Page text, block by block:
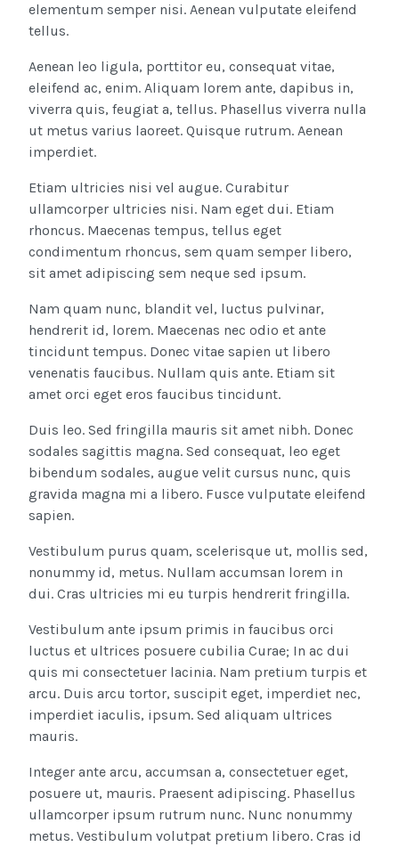
elementum semper nisi. Aenean vulputate eleifend
tellus.
Aenean leo ligula, porttitor eu, consequat vitae,
eleifend ac, enim. Aliquam lorem ante, dapibus in,
viverra quis, feugiat a, tellus. Phasellus viverra nulla
ut metus varius laoreet. Quisque rutrum. Aenean
imperdiet.
Etiam ultricies nisi vel augue. Curabitur
ullamcorper ultricies nisi. Nam eget dui. Etiam
rhoncus. Maecenas tempus, tellus eget
condimentum rhoncus, sem quam semper libero,
sit amet adipiscing sem neque sed ipsum.
Nam quam nunc, blandit vel, luctus pulvinar,
hendrerit id, lorem. Maecenas nec odio et ante
tincidunt tempus. Donec vitae sapien ut libero
venenatis faucibus. Nullam quis ante. Etiam sit
amet orci eget eros faucibus tincidunt.
Duis leo. Sed fringilla mauris sit amet nibh. Donec
sodales sagittis magna. Sed consequat, leo eget
bibendum sodales, augue velit cursus nunc, quis
gravida magna mi a libero. Fusce vulputate eleifend
sapien.
Vestibulum purus quam, scelerisque ut, mollis sed,
nonummy id, metus. Nullam accumsan lorem in
dui. Cras ultricies mi eu turpis hendrerit fringilla.
Vestibulum ante ipsum primis in faucibus orci
luctus et ultrices posuere cubilia Curae; In ac dui
quis mi consectetuer lacinia. Nam pretium turpis et
arcu. Duis arcu tortor, suscipit eget, imperdiet nec,
imperdiet iaculis, ipsum. Sed aliquam ultrices
mauris.
Integer ante arcu, accumsan a, consectetuer eget,
posuere ut, mauris. Praesent adipiscing. Phasellus
ullamcorper ipsum rutrum nunc. Nunc nonummy
metus. Vestibulum volutpat pretium libero. Cras id